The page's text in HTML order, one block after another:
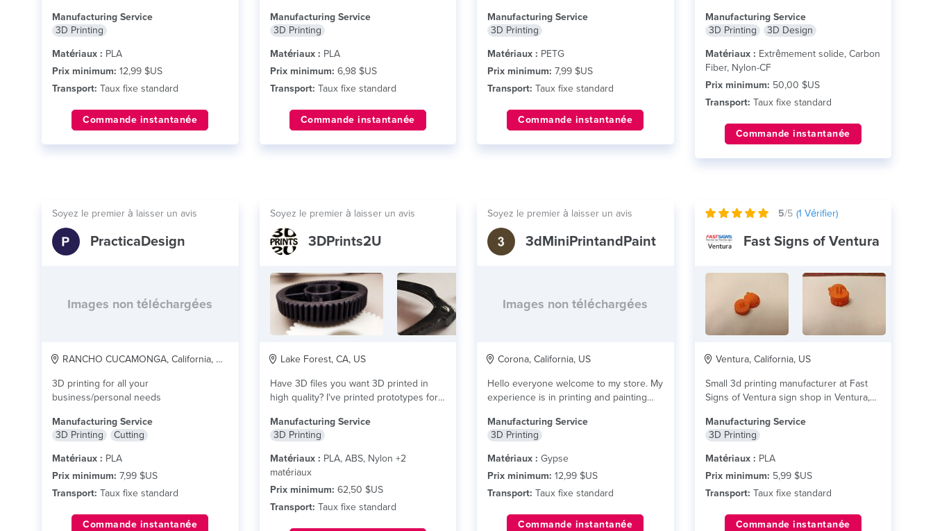
Manufacturing Service
3D Printing
Matériaux : PLA
Prix minimum: 12,99 $US
Transport: Taux fixe standard
Commande instantanée
Manufacturing Service
3D Printing
Matériaux : PLA
Prix minimum: 6,98 $US
Transport: Taux fixe standard
Commande instantanée
Manufacturing Service
3D Printing
Matériaux : PETG
Prix minimum: 7,99 $US
Transport: Taux fixe standard
Commande instantanée
Manufacturing Service
3D Printing
3D Design
Matériaux : Extrêmement solide, Carbon
Fiber, Nylon-CF
Prix minimum: 50,00 $US
Transport: Taux fixe standard
Commande instantanée
Soyez le premier à laisser un avis
PracticaDesign
Images non téléchargées
RANCHO CUCAMONGA, California, US
3D printing for all your
business/personal needs
Manufacturing Service
3D Printing
Cutting
Matériaux : PLA
Prix minimum: 7,99 $US
Transport: Taux fixe standard
Commande instantanée
Soyez le premier à laisser un avis
3DPrints2U
Lake Forest, CA, US
Have 3D files you want 3D printed in
high quality? I've printed prototypes for...
Manufacturing Service
3D Printing
Matériaux : PLA, ABS, Nylon +2
matériaux
Prix minimum: 62,50 $US
Transport: Taux fixe standard
Soyez le premier à laisser un avis
3dMiniPrintandPaint
Images non téléchargées
Corona, California, US
Hello everyone welcome to my store. My
experience is in printing and painting
Manufacturing Service
3D Printing
Matériaux : Gypse
Prix minimum: 12,99 $US
Transport: Taux fixe standard
Commande instantanée
5/5 (1 Vérifier)
Fast Signs of Ventura
Ventura, California, US
Small 3d printing manufacturer at Fast
Signs of Ventura sign shop in Ventura,
Manufacturing Service
3D Printing
Matériaux : PLA
Prix minimum: 5,99 $US
Transport: Taux fixe standard
Commande instantanée